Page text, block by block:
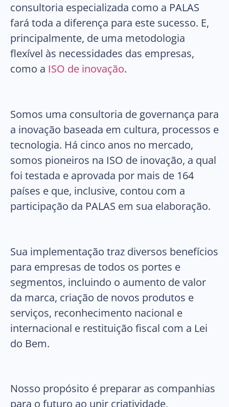
consultoria especializada como a PALAS
fará toda a diferença para este sucesso. E,
principalmente, de uma metodologia
flexível às necessidades das empresas,
como a ISO de inovação.
Somos uma consultoria de governança para
a inovação baseada em cultura, processos e
tecnologia. Há cinco anos no mercado,
somos pioneiros na ISO de inovação, a qual
foi testada e aprovada por mais de 164
países e que, inclusive, contou com a
participação da PALAS em sua elaboração.
Sua implementação traz diversos benefícios
para empresas de todos os portes e
segmentos, incluindo o aumento de valor
da marca, criação de novos produtos e
serviços, reconhecimento nacional e
internacional e restituição fiscal com a Lei
do Bem.
Nosso propósito é preparar as companhias
para o futuro ao unir criatividade,